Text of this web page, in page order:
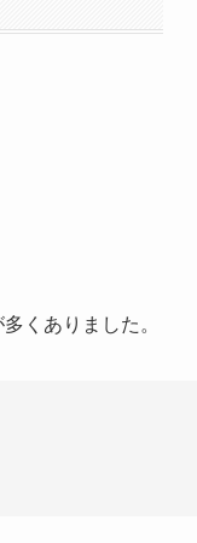
くありました。